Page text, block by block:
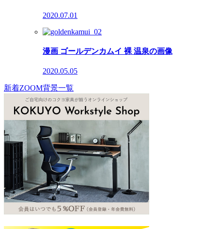
2020.07.01
漫画 ゴールデンカムイ 裸 温泉の画像
2020.05.05
新着ZOOM背景一覧